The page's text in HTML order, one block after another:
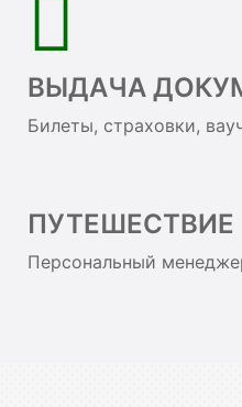
ВЫДАЧА
Билеты, страховки,
ПУТЕШЕСТВИЕ
Персональный